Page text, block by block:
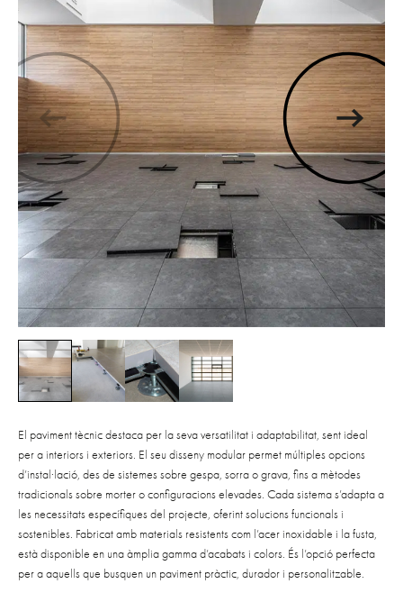
El paviment tècnic destaca per la seva versatilitat i adaptabilitat, sent ideal
per a interiors i exteriors. El seu disseny modular permet múltiples opcions
d’instal·lació, des de sistemes sobre gespa, sorra o grava, fins a mètodes
tradicionals sobre morter o configuracions elevades. Cada sistema s’adapta a
les necessitats específiques del projecte, oferint solucions funcionals i
sostenibles. Fabricat amb materials resistents com l’acer inoxidable i la fusta,
està disponible en una àmplia gamma d’acabats i colors. És l’opció perfecta
per a aquells que busquen un paviment pràctic, durador i personalitzable.